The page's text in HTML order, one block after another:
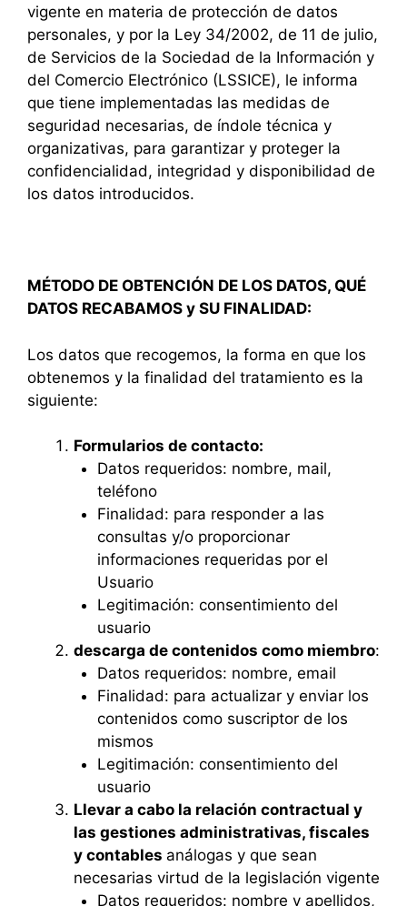
vigente en materia de protección de datos
personales, y por la Ley 34/2002, de 11 de julio,
de Servicios de la Sociedad de la Información y
del Comercio Electrónico (LSSICE), le informa
que tiene implementadas las medidas de
seguridad necesarias, de índole técnica y
organizativas, para garantizar y proteger la
confidencialidad, integridad y disponibilidad de
los datos introducidos.
MÉTODO DE OBTENCIÓN DE LOS DATOS, QUÉ
DATOS RECABAMOS y SU FINALIDAD:
Los datos que recogemos, la forma en que los
obtenemos y la finalidad del tratamiento es la
siguiente:
Formularios de contacto:
Datos requeridos: nombre, mail,
teléfono
Finalidad: para responder a las
consultas y/o proporcionar
informaciones requeridas por el
Usuario
Legitimación: consentimiento del
usuario
descarga de contenidos como miembro:
Datos requeridos: nombre, email
Finalidad: para actualizar y enviar los
contenidos como suscriptor de los
mismos
Legitimación: consentimiento del
usuario
Llevar a cabo la relación contractual y
las gestiones administrativas, fiscales
y contables análogas y que sean
necesarias virtud de la legislación vigente
Datos requeridos: nombre y apellidos,